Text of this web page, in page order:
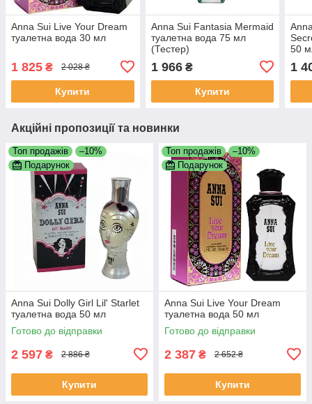
Anna Sui Live Your Dream
туалетна вода 30 мл
1 825 ₴ 2 028 ₴
Купити
Anna Sui Fantasia Mermaid
туалетна вода 75 мл
(Тестер)
1 966₴
Купити
50
1
Акційні пропозиції та новинки
Топ продажів
–10%
Подарунок
Anna Sui Dolly Girl Lil' Starlet
туалетна вода 50 мл
Готово до відправки
2 597 ₴ 2 886 ₴
Купити
Топ продажів
–10%
Подарунок
Anna Sui Live Your Dream
туалетна вода 50 мл
Готово до відправки
2 387 ₴ 2 652 ₴
Купити